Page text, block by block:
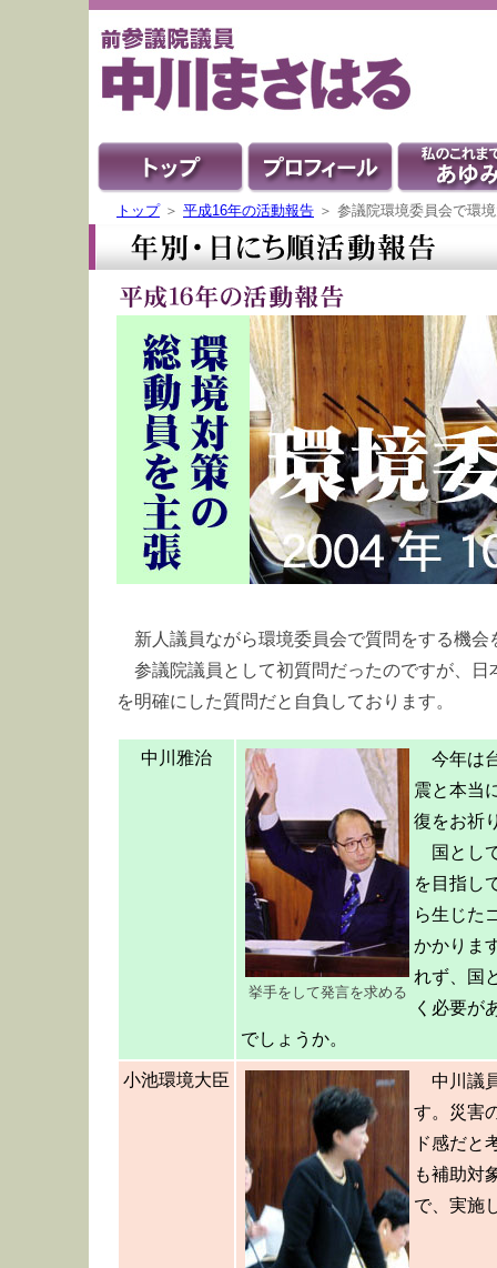
トップ＞ 平成16年の活動報告 ＞ 参議院環境委員会で環
新人議員ながら環境委員会で質問をする機会
参議院議員として初質問だったのですが、
を明確にした質問だと自負しております。
中川雅治
挙手をして発言を求める
今年は
震と本当
復をお祈
国とし
を目指し
ら生じた
かかりま
れず、国
く必要が
でしょうか。
小池環境大臣
中川議
す。災害
ド感だと
も補助対
で、実施